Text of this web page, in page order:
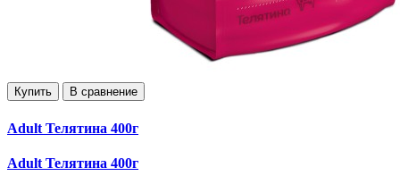
Купить В сравнение
Adult Телятина 400г
Adult Телятина 400г